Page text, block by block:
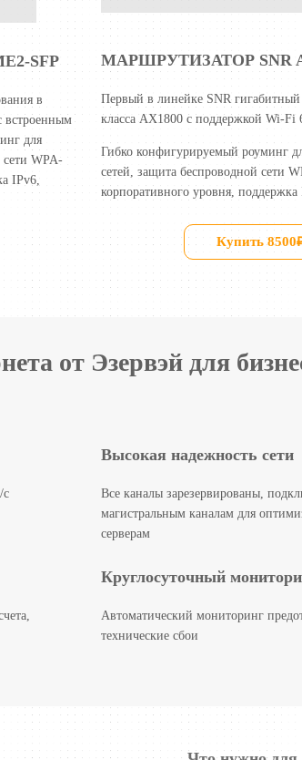
SFP
в
встроенным
для
сети WPA-
IPv6,
МАРШРУТИЗАТОР SNR
Первый в линейке SNR
класса AX1800 с поддержкой Wi-Fi
Гибко конфигурируемый роуминг
сетей, защита беспроводной сети
корпоративного уровня,
Купить
от Эзервэй для
с
Высокая надежность сети
Все каналы зарезервированы,
магистральным каналам для
серверам
Круглосуточный
Автоматический мониторинг
технические сбои